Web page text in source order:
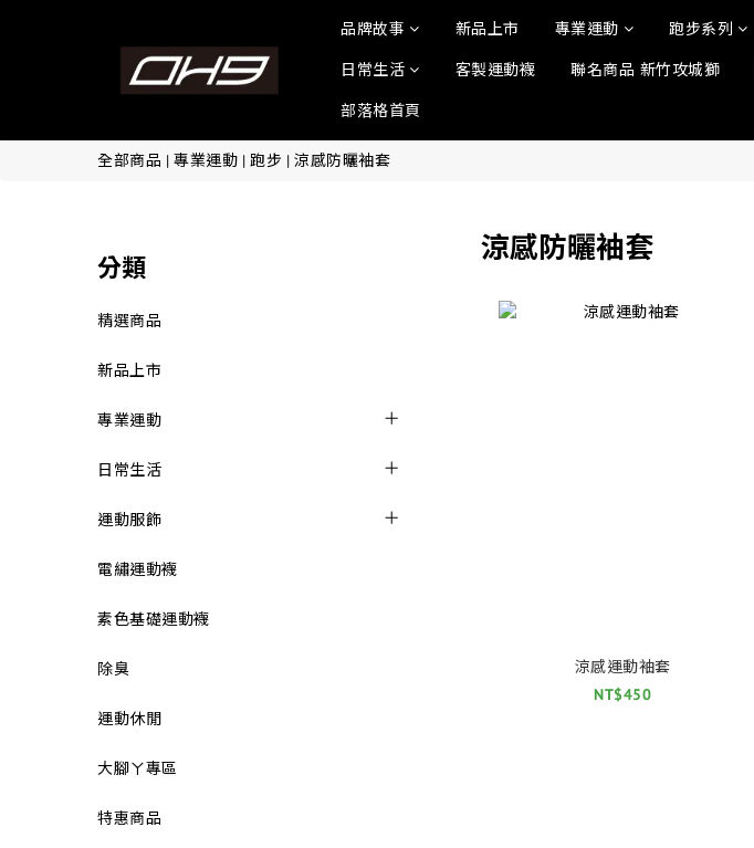
品牌故事 新品上市 專業運動 跑步系列
日常生活 客製運動襪 聯名商品 新竹攻城獅
部落格首頁
全部商品 | 專業運動 | 跑步 | 涼感防曬袖套
分類
精選商品
新品上市
專業運動
日常生活
運動服飾
電繡運動襪
素色基礎運動襪
除臭
運動休閒
大腳ㄚ專區
特惠商品
涼感防曬袖套
涼感運動袖套
NT$450